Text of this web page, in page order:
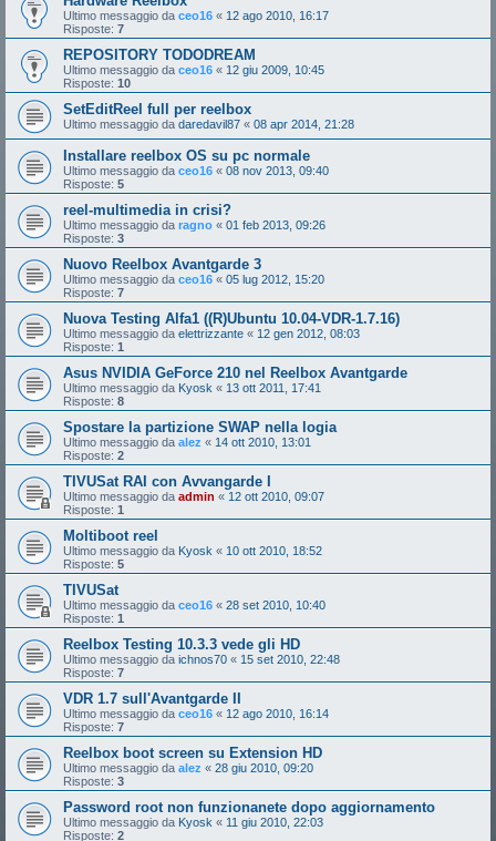
Ultimo messaggio da ceo16 « 12 ago 2010, 16:17
Risposte: 7
REPOSITORY TODODREAM
Ultimo messaggio da ceo16 « 12 giu 2009, 10:45
Risposte: 10
SetEditReel full per reelbox
Ultimo messaggio da daredavil87 « 08 apr 2014, 21:28
Installare reelbox OS su pc normale
Ultimo messaggio da ceo16 « 08 nov 2013, 09:40
Risposte: 5
reel-multimedia in crisi?
Ultimo messaggio da ragno « 01 feb 2013, 09:26
Risposte: 3
Nuovo Reelbox Avantgarde 3
Ultimo messaggio da ceo16 « 05 lug 2012, 15:20
Risposte: 7
Nuova Testing Alfa1 ((R)Ubuntu 10.04-VDR-1.7.16)
Ultimo messaggio da elettrizzante « 12 gen 2012, 08:03
Risposte: 1
Asus NVIDIA GeForce 210 nel Reelbox Avantgarde
Ultimo messaggio da Kyosk « 13 ott 2011, 17:41
Risposte: 8
Spostare la partizione SWAP nella logia
Ultimo messaggio da alez « 14 ott 2010, 13:01
Risposte: 2
TIVUSat RAI con Avvangarde I
Ultimo messaggio da admin « 12 ott 2010, 09:07
Risposte: 1
Moltiboot reel
Ultimo messaggio da Kyosk « 10 ott 2010, 18:52
Risposte: 5
TIVUSat
Ultimo messaggio da ceo16 « 28 set 2010, 10:40
Risposte: 1
Reelbox Testing 10.3.3 vede gli HD
Ultimo messaggio da ichnos70 « 15 set 2010, 22:48
Risposte: 7
VDR 1.7 sull'Avantgarde II
Ultimo messaggio da ceo16 « 12 ago 2010, 16:14
Risposte: 7
Reelbox boot screen su Extension HD
Ultimo messaggio da alez « 28 giu 2010, 09:20
Risposte: 3
Password root non funzionanete dopo aggiornamento
Ultimo messaggio da Kyosk « 11 giu 2010, 22:03
Risposte: 2